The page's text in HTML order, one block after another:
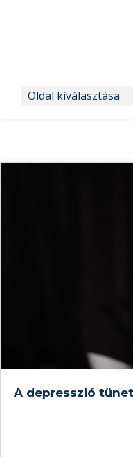
Oldal kiválasztása
A depresszió